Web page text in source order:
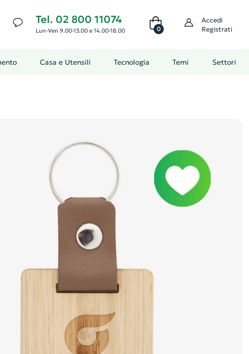
Tel. 02 800 11074
Lun-Ven 9.00-13.00 e 14.00-18.00 0
Accedi
Registrati
Casa e Utensili Tecnologia Temi Settori